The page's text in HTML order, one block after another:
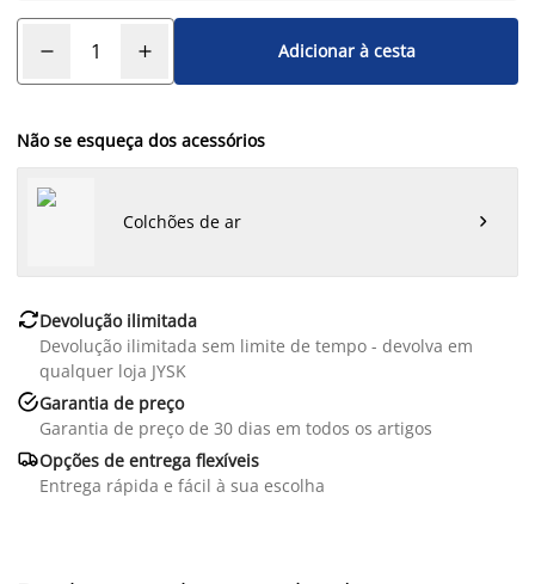
Adicionar à cesta
Não se esqueça dos acessórios
Colchões de ar 
Devolução ilimitada
Devolução ilimitada sem limite de tempo - devolva em
qualquer loja JYSK
Garantia de preço
Garantia de preço de 30 dias em todos os artigos
Opções de entrega flexíveis
Entrega rápida e fácil à sua escolha